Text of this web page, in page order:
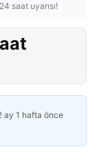
saat uyarısı!
ay 1 hafta önce